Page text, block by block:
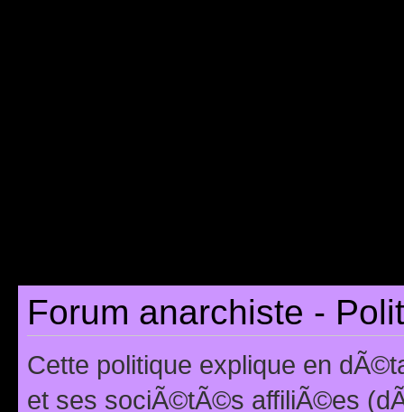
Forum anarchiste -
Cette politique explique en
et ses sociÃ©tÃ©s affiliÃ©es